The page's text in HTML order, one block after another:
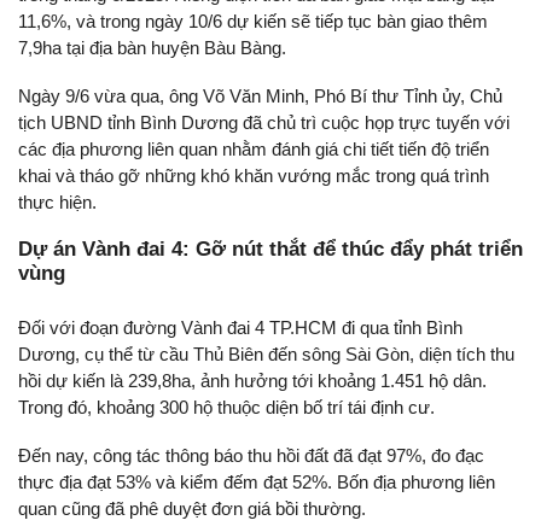
11,6%, và trong ngày 10/6 dự kiến sẽ tiếp tục bàn giao thêm
7,9ha tại địa bàn huyện Bàu Bàng.
Ngày 9/6 vừa qua, ông Võ Văn Minh, Phó Bí thư Tỉnh ủy, Chủ
tịch UBND tỉnh Bình Dương đã chủ trì cuộc họp trực tuyến với
các địa phương liên quan nhằm đánh giá chi tiết tiến độ triển
khai và tháo gỡ những khó khăn vướng mắc trong quá trình
thực hiện.
Dự án Vành đai 4: Gỡ nút thắt để thúc đẩy phát triển
vùng
Đối với đoạn đường Vành đai 4 TP.HCM đi qua tỉnh Bình
Dương, cụ thể từ cầu Thủ Biên đến sông Sài Gòn, diện tích thu
hồi dự kiến là 239,8ha, ảnh hưởng tới khoảng 1.451 hộ dân.
Trong đó, khoảng 300 hộ thuộc diện bố trí tái định cư.
Đến nay, công tác thông báo thu hồi đất đã đạt 97%, đo đạc
thực địa đạt 53% và kiểm đếm đạt 52%. Bốn địa phương liên
quan cũng đã phê duyệt đơn giá bồi thường.